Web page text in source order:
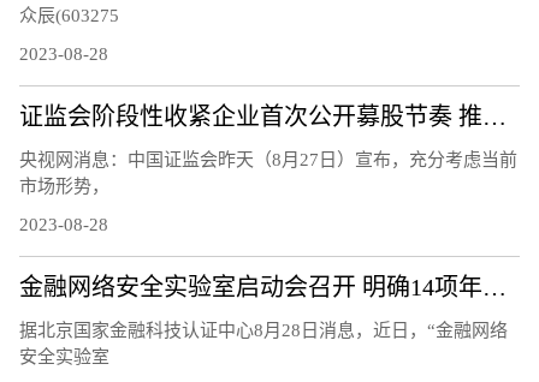
众辰(603275
2023-08-28
证监会阶段性收紧企业首次公开募股节奏 推动市场回暖
央视网消息：中国证监会昨天（8月27日）宣布，充分考虑当前
市场形势，
2023-08-28
金融网络安全实验室启动会召开 明确14项年度重点工作任务
据北京国家金融科技认证中心8月28日消息，近日，“金融网络
安全实验室